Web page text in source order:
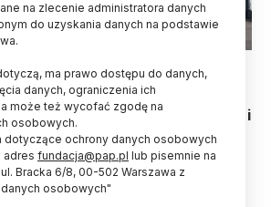
laboratoryjnej Instytutu i
obszarze bioinformatyki
dyrektor Instytutu Genetyki
Poznaniu prof. dr hab. Maciej
na zlecenie administratora danych
do uzyskania danych na podstawie
ma prawo dostępu do danych,
danych, ograniczenia ich
może też wycofać zgodę na
osobowych.
dotyczące ochrony danych osobowych
adres fundacja@pap.pl lub pisemnie na
Bracka 6/8, 00-502 Warszawa z
osobowych"